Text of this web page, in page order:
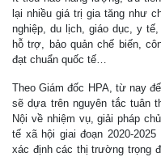
lại nhiều giá trị gia tăng như
nghiệp, du lịch, giáo dục, y
hỗ trợ, bảo quản chế biến,
đạt chuẩn quốc tế…
Theo Giám đốc HPA, từ nay
sẽ dựa trên nguyên tắc tuân
Nội về nhiệm vụ, giải pháp
tế xã hội giai đoạn 2020-
xác định các thị trường trọng